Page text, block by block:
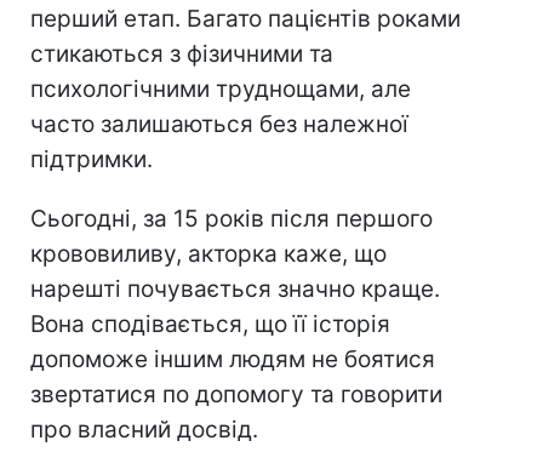
перший етап. Багато пацієнтів роками
стикаються з фізичними та
психологічними труднощами, але
часто залишаються без належної
підтримки.
Сьогодні, за 15 років після першого
крововиливу, акторка каже, що
нарешті почувається значно краще.
Вона сподівається, що її історія
допоможе іншим людям не боятися
звертатися по допомогу та говорити
про власний досвід.